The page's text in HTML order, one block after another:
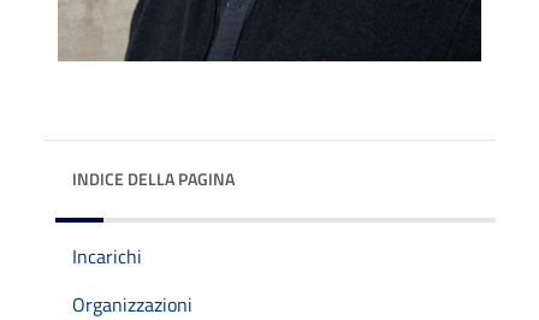
INDICE DELLA PAGINA
Incarichi
Organizzazioni